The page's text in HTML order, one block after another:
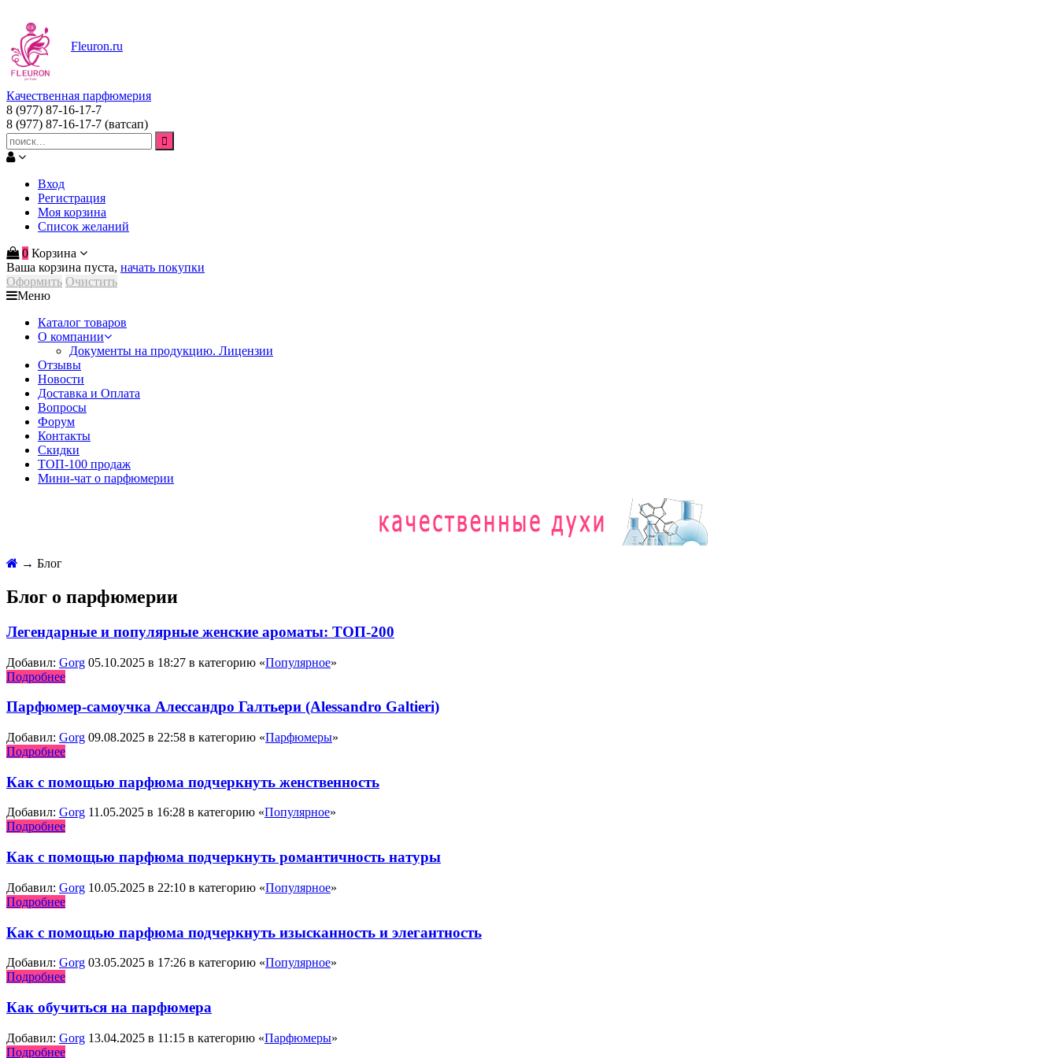
Fleuron.ru
Качественная парфюмерия
8 (977) 87-16-17-7
8 (977) 87-16-17-7 (ватсап)
Вход
Регистрация
Моя корзина
Список желаний
0 Корзина
Ваша корзина пуста, начать покупки
Оформить Очистить
Меню
Каталог товаров
О компании
Документы на продукцию. Лицензии
Отзывы
Новости
Доставка и Оплата
Вопросы
Форум
Контакты
Скидки
ТОП-100 продаж
Мини-чат о парфюмерии
→ Блог
Блог о парфюмерии
Легендарные и популярные женские ароматы: ТОП-200
Добавил: Gorg 05.10.2025 в 18:27 в категорию «Популярное»
Подробнее
Парфюмер-самоучка Алессандро Галтьери (Alessandro Galtieri)
Добавил: Gorg 09.08.2025 в 22:58 в категорию «Парфюмеры»
Подробнее
Как с помощью парфюма подчеркнуть женственность
Добавил: Gorg 11.05.2025 в 16:28 в категорию «Популярное»
Подробнее
Как с помощью парфюма подчеркнуть романтичность натуры
Добавил: Gorg 10.05.2025 в 22:10 в категорию «Популярное»
Подробнее
Как с помощью парфюма подчеркнуть изысканность и элегантность
Добавил: Gorg 03.05.2025 в 17:26 в категорию «Популярное»
Подробнее
Как обучиться на парфюмера
Добавил: Gorg 13.04.2025 в 11:15 в категорию «Парфюмеры»
Подробнее